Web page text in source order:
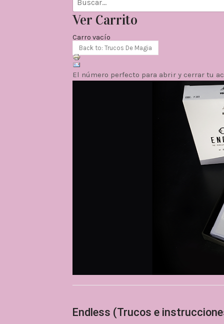
Ver Carrito
Carro vacío
Back to: Trucos De Magia
El número perfecto para abrir y cerrar tu
Endless (Trucos e